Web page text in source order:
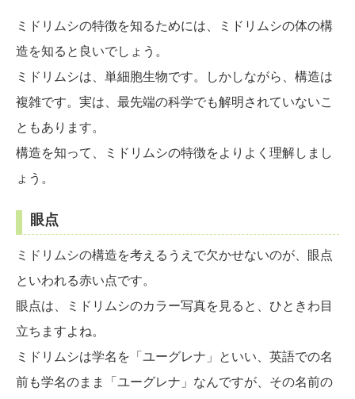
ミドリムシの特徴を知るためには、ミドリムシの体の構
造を知ると良いでしょう。
ミドリムシは、単細胞生物です。しかしながら、構造は
複雑です。実は、最先端の科学でも解明されていないこ
ともあります。
構造を知って、ミドリムシの特徴をよりよく理解しまし
ょう。
眼点
ミドリムシの構造を考えるうえで欠かせないのが、眼点
といわれる赤い点です。
眼点は、ミドリムシのカラー写真を見ると、ひときわ目
立ちますよね。
ミドリムシは学名を「ユーグレナ」といい、英語での名
前も学名のまま「ユーグレナ」なんですが、その名前の